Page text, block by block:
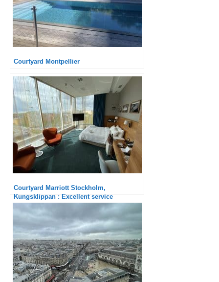
Courtyard Montpellier
Courtyard Marriott Stockholm,
Kungsklippan : Excellent service